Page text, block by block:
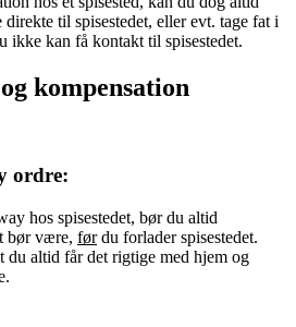
til spisestedet, eller evt. tage fat i
ikke kan få kontakt til spisestedet.
kompensation
ordre:
hos spisestedet, bør du altid
bør være, førdu forlader spisestedet.
du altid får det rigtige med hjem og